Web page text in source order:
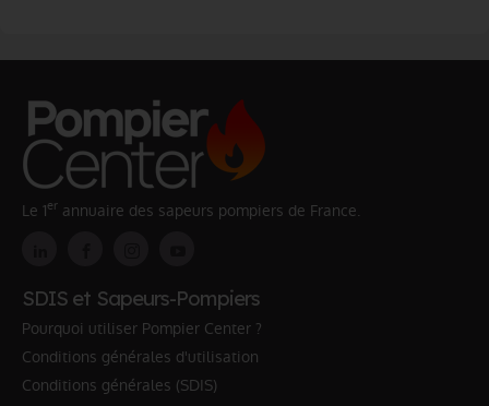
Le 1er annuaire des sapeurs pompiers de France.
SDIS et Sapeurs-Pompiers
Pourquoi utiliser Pompier Center ?
Conditions générales d'utilisation
Conditions générales (SDIS)